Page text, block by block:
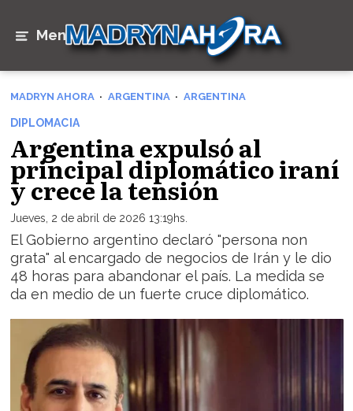
Menú
MADRYN AHORA ARGENTINA ARGENTINA
DIPLOMACIA
Argentina expulsó al
principal diplomático iraní
y crece la tensión
Jueves, 2 de abril de 2026 13:19hs.
El Gobierno argentino declaró "persona non
grata" al encargado de negocios de Irán y le dio
48 horas para abandonar el país. La medida se
da en medio de un fuerte cruce diplomático.